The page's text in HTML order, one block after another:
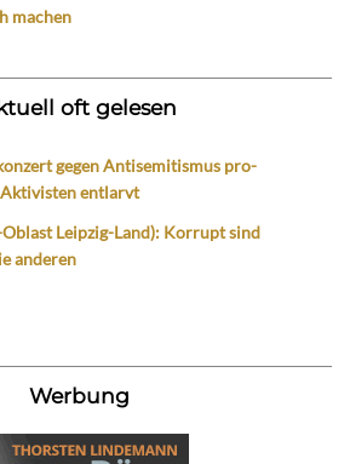
machen
oft gelesen
gegen Antisemitismus pro-
Aktivisten entlarvt
Leipzig-Land): Korrupt sind
anderen
Werbung